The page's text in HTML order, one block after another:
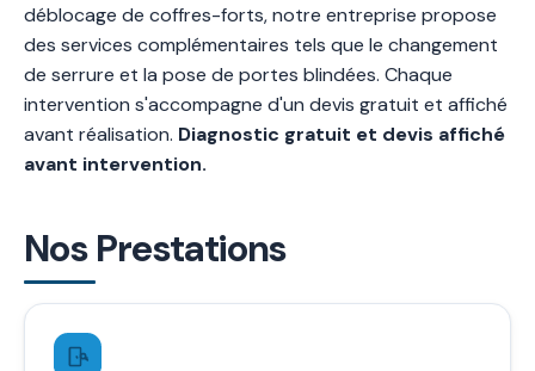
déblocage de coffres-forts, notre entreprise propose
des services complémentaires tels que le changement
de serrure et la pose de portes blindées. Chaque
intervention s'accompagne d'un devis gratuit et affiché
avant réalisation. Diagnostic gratuit et devis affiché
avant intervention.
Nos Prestations